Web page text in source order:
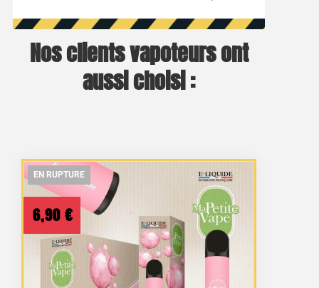
Nos clients vapoteurs ont
aussi choisi :
EN RUPTURE
EN RUPTURE
6,90 €
EN RUPTURE